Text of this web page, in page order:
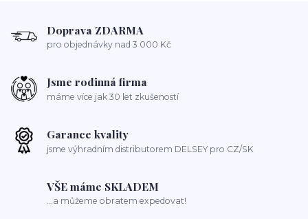
Doprava ZDARMA
pro objednávky nad 3 000 Kč
Jsme rodinná firma
máme více jak 30 let zkušeností
Garance kvality
jsme výhradním distributorem DELSEY pro CZ/SK
VŠE máme SKLADEM
...a můžeme obratem expedovat!